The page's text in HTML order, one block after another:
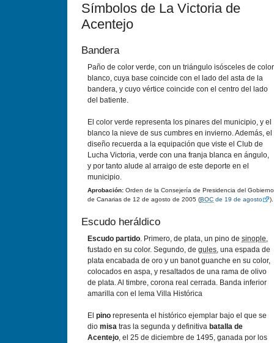
Sí­mbolos de La Victoria de
Acentejo
Bandera
Paño de color verde, con un triángulo isósceles de color
blanco, cuya base coincide con el lado del asta de la
bandera, y cuyo vértice coincide con el centro del lado
del batiente.
El color verde representa los pinares del municipio, y el
blanco la nieve de sus cumbres en invierno. Además, el
diseño recuerda a la equipación que viste el Club de
Lucha Victoria, verde con una franja blanca en ángulo,
y por tanto alude al arraigo de este deporte en el
municipio.
Aprobación: Orden de la Consejerí­a de Presidencia del Gobierno
de Canarias de 12 de agosto de 2005 (BOC de 19 de agosto ).
Escudo heráldico
Escudo partido. Primero, de plata, un pino de sinople,
fustado en su color. Segundo, de gules, una espada de
plata encabada de oro y un banot guanche en su color,
colocados en aspa, y resaltados de una rama de olivo
de plata. Al timbre, corona real cerrada. Banda inferior
amarilla con el lema Villa Histórica
El pino representa el histórico ejemplar bajo el que se
dio misa tras la segunda y definitiva batalla de
Acentejo, el 25 de diciembre de 1495, ganada por los